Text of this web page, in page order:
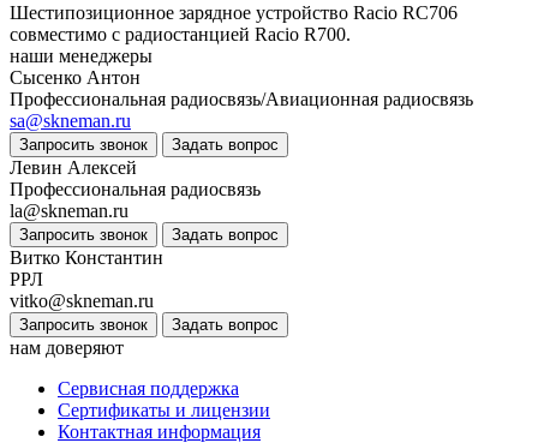
Шестипозиционное зарядное устройство Racio RC706
совместимо с радиостанцией Racio R700.
наши менеджеры
Сысенко Антон
Профессиональная радиосвязь/Авиационная радиосвязь
sa@skneman.ru
Запросить звонок Задать вопрос
Левин Алексей
Профессиональная радиосвязь
la@skneman.ru
Запросить звонок Задать вопрос
Витко Константин
РРЛ
vitko@skneman.ru
Запросить звонок Задать вопрос
нам доверяют
Сервисная поддержка
Сертификаты и лицензии
Контактная информация